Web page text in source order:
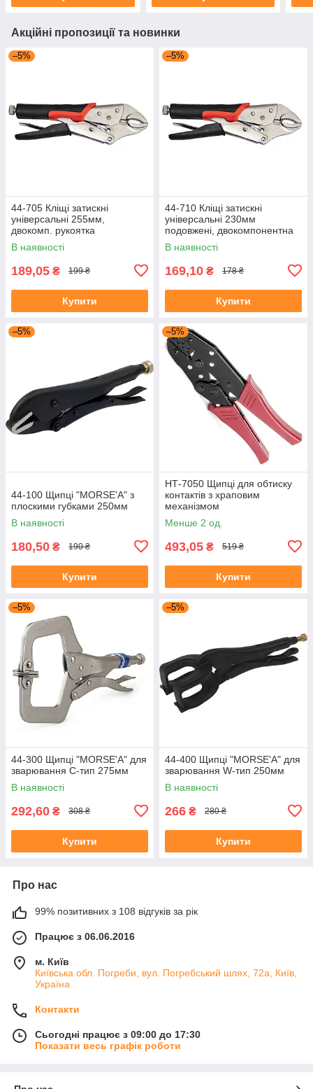
Акційні пропозиції та новинки
–5%
44-705 Кліщі затискні
універсальні 255мм,
двокомп. рукоятка
В наявності
189,05 ₴ 199 ₴
Купити
–5%
44-710 Кліщі затискні
універсальні 230мм
подовжені, двокомпонентна
рукоятка
В наявності
169,10 ₴ 178 ₴
Купити
–5%
44-100 Щипці "MORSE'A" з
плоскими губками 250мм
В наявності
180,50 ₴ 190 ₴
Купити
–5%
НТ-7050 Щипці для обтиску
контактів з храповим
механізмом
Менше 2 од.
493,05 ₴ 519 ₴
Купити
–5%
44-300 Щипці "MORSE'A" для
зварювання С-тип 275мм
В наявності
292,60 ₴ 308 ₴
Купити
–5%
44-400 Щипці "MORSE'A" для
зварювання W-тип 250мм
В наявності
266 ₴ 280 ₴
Купити
Про нас
99% позитивних з 108 відгуків за рік
Працює з 06.06.2016
м. Київ
Київська обл. Погреби, вул. Погребський шлях, 72а, Київ,
Україна
Контакти
Сьогодні працює з 09:00 до 17:30
Показати весь графік роботи